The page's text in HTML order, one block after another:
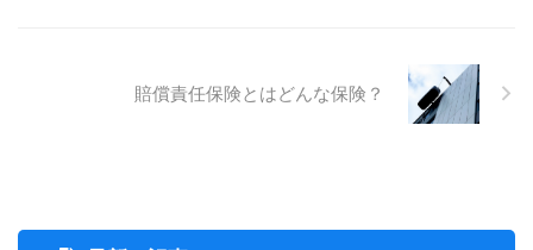
賠償責任保険とはどんな保険？